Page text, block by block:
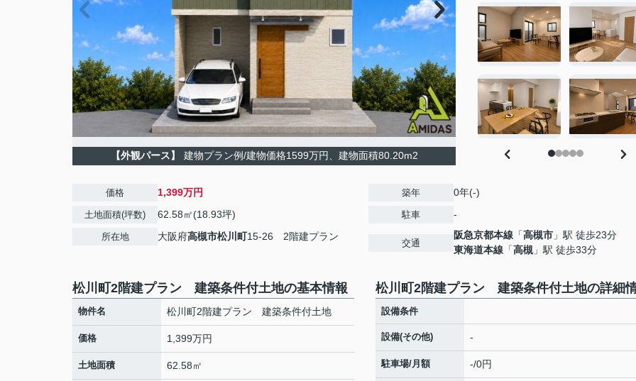
【外観パース】 建物プラン例/建物価格1599万円、建物面積80.20m2
価格 1,399万円
土地面積(坪数) 62.58㎡(18.93坪)
所在地 大阪府高槻市松川町15-26 2階建プラン
築年 0年(-)
駐車 -
交通
阪急京都本線 「高槻市 」駅 徒歩23分
東海道本線 「高槻 」駅 徒歩33分
松川町2階建プラン 建築条件付土地の基本情報
物件名 松川町2階建プラン 建築条件付土地
価格 1,399万円
土地面積 62.58㎡
松川町2階建プラン 建築条件付土地の詳細
設備条件
設備(その他) -
駐車場/月額 -/0円